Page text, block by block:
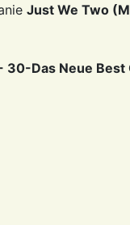
Just We Two
30-Das Neue Best